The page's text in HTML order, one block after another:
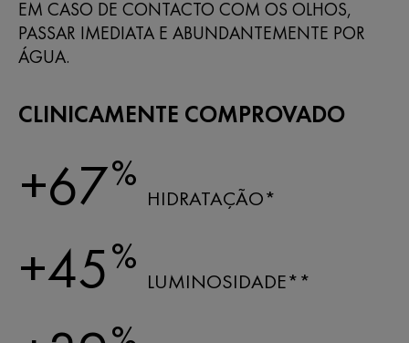
EM CASO DE CONTACTO COM OS OLHOS,
PASSAR IMEDIATA E ABUNDANTEMENTE POR
ÁGUA.
CLINICAMENTE COMPROVADO
+67%
HIDRATAÇÃO*
+45%
LUMINOSIDADE**